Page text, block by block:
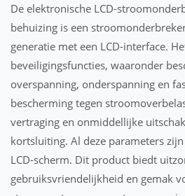
De elektronische LCD-
behuizing is een
generatie met een LCD-interface.
beveiligingsfuncties, waaronder
overspanning, onderspanning en
bescherming tegen
vertraging en onmiddellijke
kortsluiting. Al deze parameters
LCD-scherm. Dit product biedt
gebruiksvriendelijkheid en gemak